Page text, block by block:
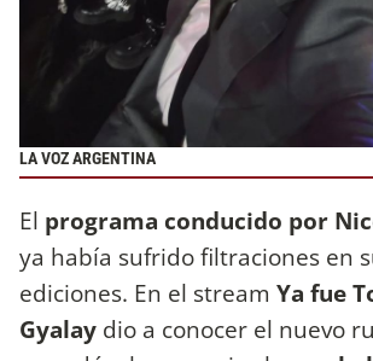
LA VOZ ARGENTINA
El programa conducido por
ya había sufrido filtraciones en
ediciones. En el stream Ya fue
Gyalay dio a conocer el nuevo